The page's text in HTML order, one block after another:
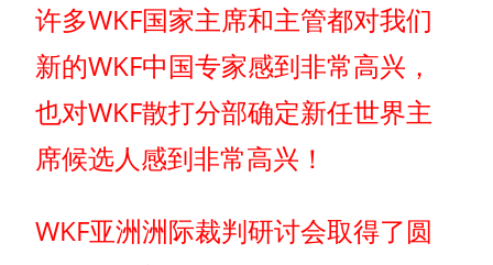
许多WKF国家主席和主管都对我们
新的WKF中国专家感到非常高兴，
也对WKF散打分部确定新任世界主
席候选人感到非常高兴！
WKF亚洲洲际裁判研讨会取得了圆